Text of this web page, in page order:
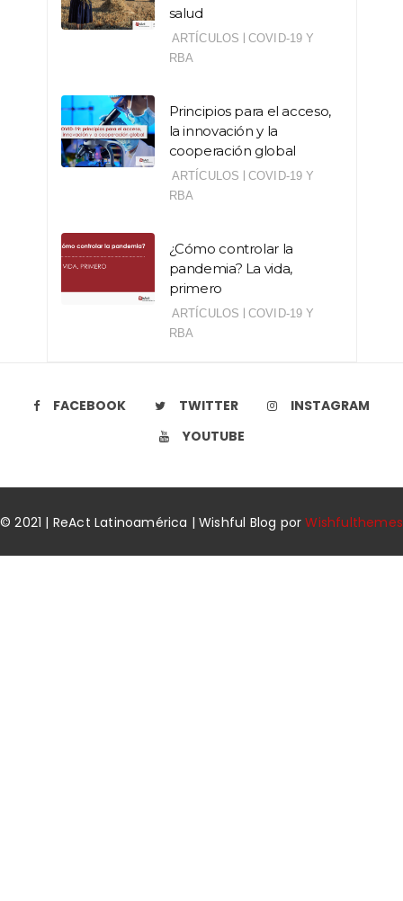
salud
ARTÍCULOS | COVID-19 Y
RBA
Principios para el acceso,
la innovación y la
cooperación global
ARTÍCULOS | COVID-19 Y
RBA
¿Cómo controlar la
pandemia? La vida,
primero
ARTÍCULOS | COVID-19 Y
RBA
FACEBOOK TWITTER
INSTAGRAM
YOUTUBE
© 2021 | ReAct Latinoamérica | Wishful Blog porWishfulthemes